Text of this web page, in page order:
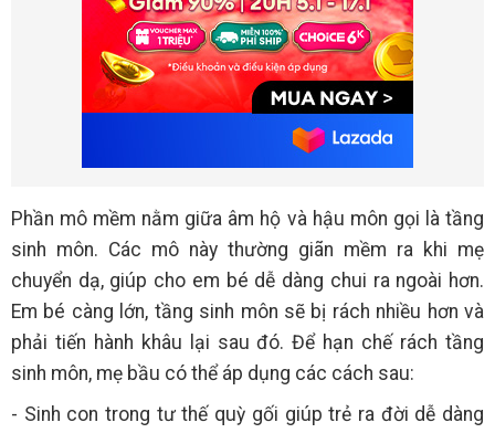
Phần mô mềm nằm giữa âm hộ và hậu môn gọi là tầng
sinh môn. Các mô này thường giãn mềm ra khi mẹ
chuyển dạ, giúp cho em bé dễ dàng chui ra ngoài hơn.
Em bé càng lớn, tầng sinh môn sẽ bị rách nhiều hơn và
phải tiến hành khâu lại sau đó. Để hạn chế rách tầng
sinh môn, mẹ bầu có thể áp dụng các cách sau:
- Sinh con trong tư thế quỳ gối giúp trẻ ra đời dễ dàng